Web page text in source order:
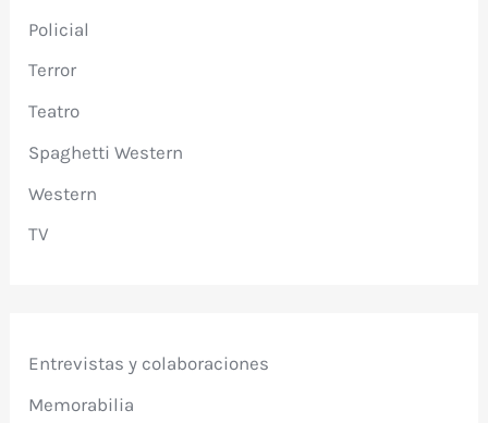
Policial
Terror
Teatro
Spaghetti Western
Western
TV
Entrevistas y colaboraciones
Memorabilia